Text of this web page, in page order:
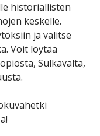
historiallisten
keskelle.
ja valitse
Voit löytää
Sulkavalta,